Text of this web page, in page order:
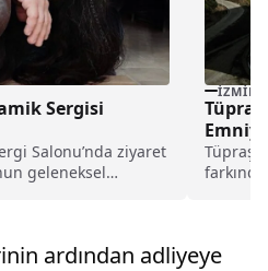
Sergisi
Salonu’nda ziyaret
geleneksel
İZMIR
Tüpraş,
ardından adliyeye